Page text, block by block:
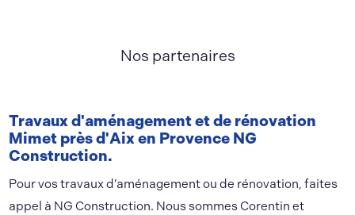
Nos partenaires
Travaux d'aménagement et de rénovation
Mimet près d'Aix en Provence NG
Construction.
Pour vos travaux d’aménagement ou de rénovation, faites
appel à NG Construction. Nous sommes Corentin et